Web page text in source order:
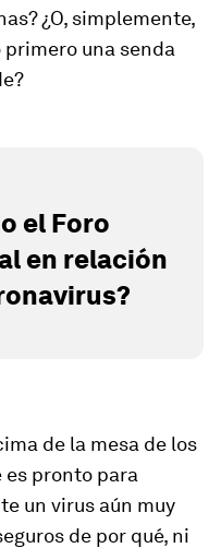
¿O, simplemente,
una senda
el Foro
en relación
de la mesa de los
es pronto para
un virus aún muy
de por qué, ni